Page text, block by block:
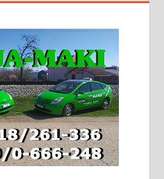
једна уз другу.
централно
гас и дрва. Две
74-023
опремљену
путу, на
око 7 ари.
102-35-25